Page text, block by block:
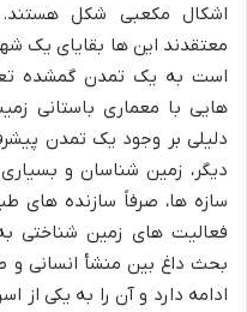
اشکال مکعبی شکل
معتقدند این ها بقایای یک
است به یک تمدن گمشده
هایی با معماری باستانی
دلیلی بر وجود یک تمدن
دیگر، زمین شناسان و
سازه ها، صرفاً سازنده های
فعالیت های زمین شناختی
بحث داغ بین منشأ انسانی و
ادامه دارد و آن را به یکی از